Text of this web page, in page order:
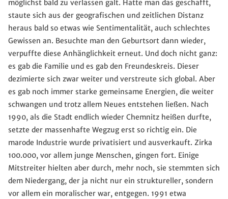
möglichst bald zu verlassen galt. Hatte man das geschafft,
staute sich aus der geografischen und zeitlichen Distanz
heraus bald so etwas wie Sentimentalität, auch schlechtes
Gewissen an. Besuchte man den Geburtsort dann wieder,
verpuffte diese Anhänglichkeit erneut. Und doch nicht ganz:
es gab die Familie und es gab den Freundeskreis. Dieser
dezimierte sich zwar weiter und verstreute sich global. Aber
es gab noch immer starke gemeinsame Energien, die weiter
schwangen und trotz allem Neues entstehen ließen. Nach
1990, als die Stadt endlich wieder Chemnitz heißen durfte,
setzte der massenhafte Wegzug erst so richtig ein. Die
marode Industrie wurde privatisiert und ausverkauft. Zirka
100.000, vor allem junge Menschen, gingen fort. Einige
Mitstreiter hielten aber durch, mehr noch, sie stemmten sich
dem Niedergang, der ja nicht nur ein struktureller, sondern
vor allem ein moralischer war, entgegen. 1991 etwa